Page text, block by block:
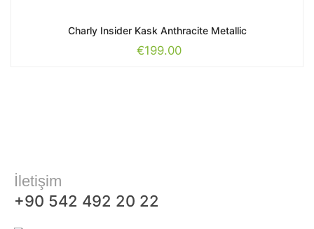
Charly Insider Kask Anthracite Metallic
€199.00
İletişim
+90 542 492 20 22